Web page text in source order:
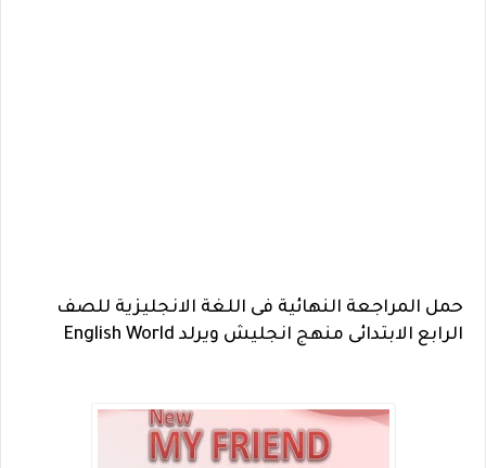
حمل المراجعة النهائية فى اللغة الانجليزية للصف
الرابع الابتدائى منهج انجليش ويرلد English World